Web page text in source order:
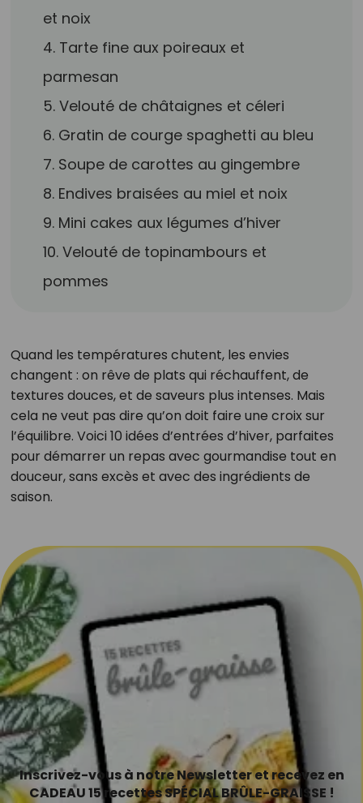
et noix
4. Tarte fine aux poireaux et
parmesan
5. Velouté de châtaignes et céleri
6. Gratin de courge spaghetti au bleu
7. Soupe de carottes au gingembre
8. Endives braisées au miel et noix
9. Mini cakes aux légumes d’hiver
10. Velouté de topinambours et
pommes
Quand les températures chutent, les envies
changent : on rêve de plats qui réchauffent, de
textures douces, et de saveurs plus intenses. Mais
cela ne veut pas dire qu’on doit faire une croix sur
l’équilibre. Voici 10 idées d’entrées d’hiver, parfaites
pour démarrer un repas avec gourmandise tout en
douceur, sans excès et avec des ingrédients de
saison.
Inscrivez-vous à notre Newsletter et recevez en
CADEAU 15 recettes SPÉCIAL BRÛLE-GRAISSE !